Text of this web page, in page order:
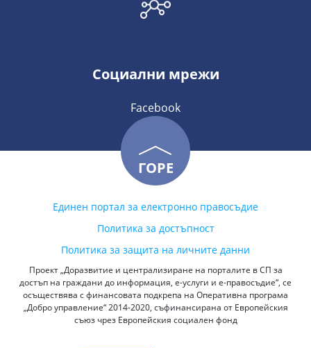
Социални мрежи
Facebook
ГОРЕ
Единен портал за електронно правосъдие
Политика за достъпност
Политика за защита на личните данни
Проект „Доразвитие и централизиране на порталите в СП за
достъп на граждани до информация, е-услуги и е-правосъдие“, се
осъществява с финансовата подкрепа на Оперативна програма
„Добро управление“ 2014-2020, съфинансирана от Европейския
съюз чрез Европейския социален фонд